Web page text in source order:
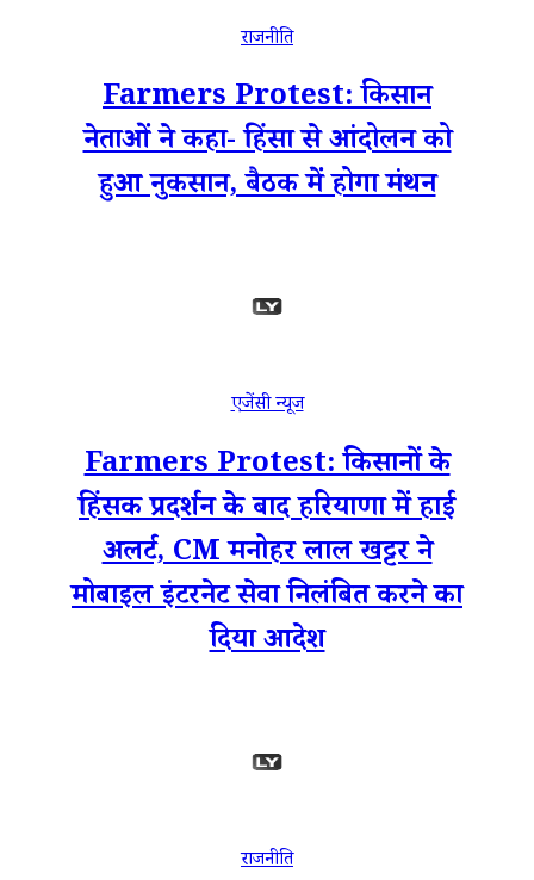
राजनीति
Farmers Protest: किसान
नेताओं ने कहा- हिंसा से आंदोलन को
हुआ नुकसान, बैठक में होगा मंथन
एजेंसी न्यूज
Farmers Protest: किसानों के
हिंसक प्रदर्शन के बाद हरियाणा में हाई
अलर्ट, CM मनोहर लाल खट्टर ने
मोबाइल इंटरनेट सेवा निलंबित करने का
दिया आदेश
राजनीति